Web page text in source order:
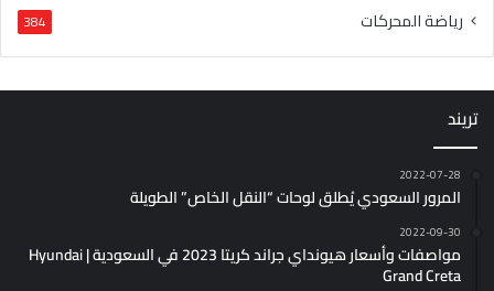
رياضة المحركات 384
تريند
2022-07-28
المرور السعودي يُطلق لوحات “النقل الخاص” الطويلة
2022-09-30
مواصفات وأسعار هيونداي جراند كريتا 2023 في السعودية | Hyundai
Grand Creta